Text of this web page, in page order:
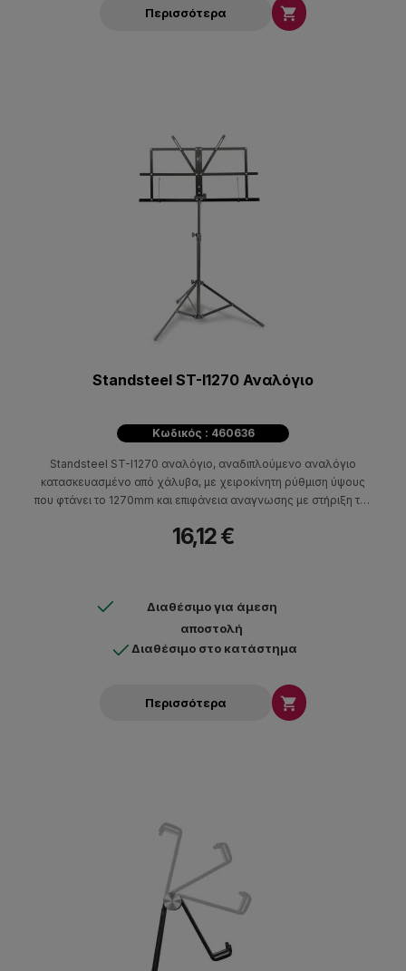
Περισσότερα 
Standsteel ST-I1270 Αναλόγιο
Κωδικός : 460636
Standsteel ST-I1270 αναλόγιο, αναδιπλούμενο αναλόγιο
κατασκευασμένο από χάλυβα, με χειροκίνητη ρύθμιση ύψους
που φτάνει το 1270mm και επιφάνεια αναγνωσης με στήριξη της
σφιγκτήρα.
16,12 €
Διαθέσιμο για άμεση
αποστολή
Διαθέσιμο στο κατάστημα
Περισσότερα 